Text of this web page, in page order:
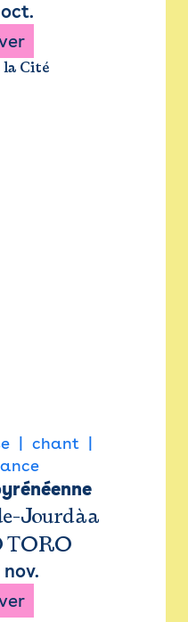
oct.
la Cité
chant
Jourdàa
TORO
nov.